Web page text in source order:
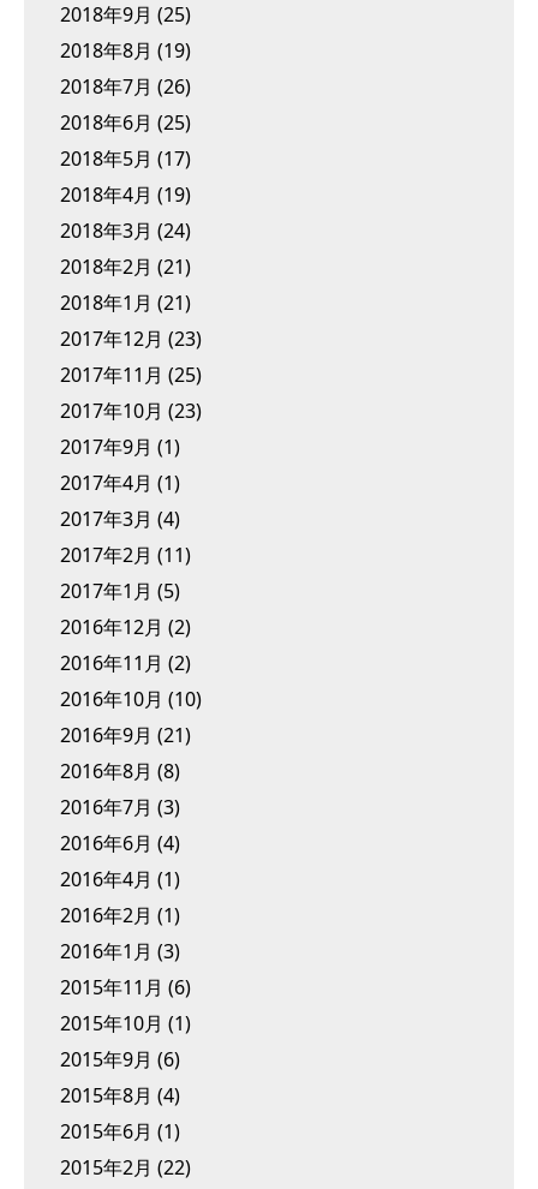
2018年9月 (25)
2018年8月 (19)
2018年7月 (26)
2018年6月 (25)
2018年5月 (17)
2018年4月 (19)
2018年3月 (24)
2018年2月 (21)
2018年1月 (21)
2017年12月 (23)
2017年11月 (25)
2017年10月 (23)
2017年9月 (1)
2017年4月 (1)
2017年3月 (4)
2017年2月 (11)
2017年1月 (5)
2016年12月 (2)
2016年11月 (2)
2016年10月 (10)
2016年9月 (21)
2016年8月 (8)
2016年7月 (3)
2016年6月 (4)
2016年4月 (1)
2016年2月 (1)
2016年1月 (3)
2015年11月 (6)
2015年10月 (1)
2015年9月 (6)
2015年8月 (4)
2015年6月 (1)
2015年2月 (22)